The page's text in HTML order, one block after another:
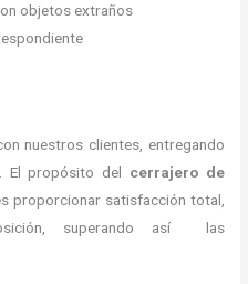
objetos extraños
nuestros clientes, entregando
El propósito del cerrajero de
proporcionar satisfacción total,
superando así las